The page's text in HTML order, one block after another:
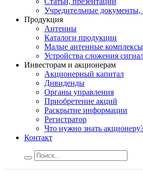
Учредительные документы,
Продукция
Антенны
Каталоги продукции
Малые антенные комплексы
Устройства сложения
Инвесторам и акционерам
Акционерный капитал
Дивиденды
Органы управления
Приобретение акций
Раскрытие информации
Регистратор
Что нужно знать
Контакт